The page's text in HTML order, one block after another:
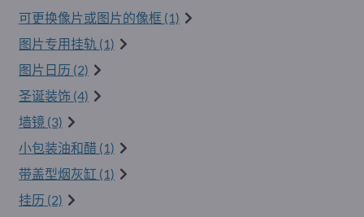
可更换像片或图片的像框 (1)
图片专用挂轨 (1)
图片日历 (2)
圣诞装饰 (4)
墙镜 (3)
小包装油和醋 (1)
带盖型烟灰缸 (1)
挂历 (2)